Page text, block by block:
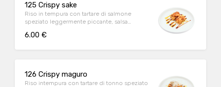
125 Crispy sake
Riso in tempura con tartare di salmone
speziato leggermente piccante, salsa
6.00 €
126 Crispy maguro
Riso intempura con tartare di tonno speziato